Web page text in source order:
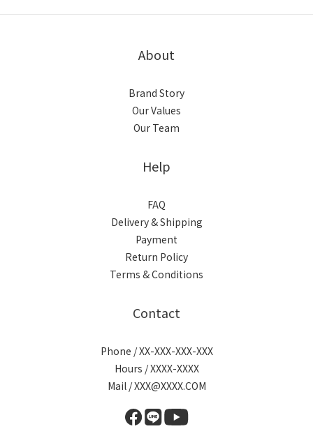
About
Brand Story
Our Values
Our Team
Help
FAQ
Delivery & Shipping
Payment
Return Policy
Terms & Conditions
Contact
Phone / XX-XXX-XXX-XXX
Hours / XXXX-XXXX
Mail / XXX@XXXX.COM